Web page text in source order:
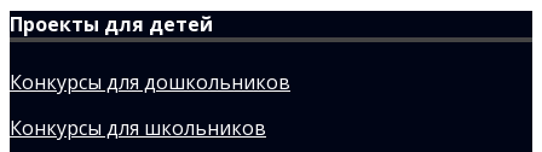
Проекты для детей
Конкурсы для дошкольников
Конкурсы для школьников